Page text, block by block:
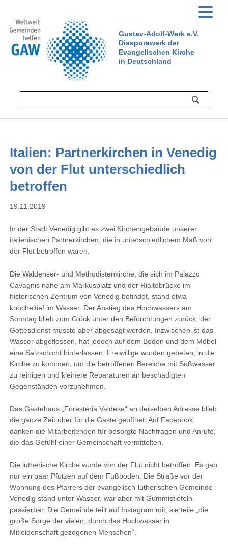
Gustav-Adolf-Werk e.V.
Diasporawerk der
Evangelischen Kirche
in Deutschland
Italien: Partnerkirchen in Venedig
von der Flut unterschiedlich
betroffen
19.11.2019
In der Stadt Venedig gibt es zwei Kirchengebäude unserer
italienischen Partnerkirchen, die in unterschiedlichem Maß von
der Flut betroffen waren.
Die Waldenser- und Methodistenkirche, die sich im Palazzo
Cavagnis nahe am Markusplatz und der Rialtobrücke im
historischen Zentrum von Venedig befindet, stand etwa
knöcheltief im Wasser. Der Anstieg des Hochwassers am
Sonntag blieb zum Glück unter den Befürchtungen zurück, der
Gottesdienst musste aber abgesagt werden. Inzwischen ist das
Wasser abgeflossen, hat jedoch auf dem Boden und dem Möbel
eine Salzschicht hinterlassen. Freiwillige wurden gebeten, in die
Kirche zu kommen, um die betroffenen Bereiche mit Süßwasser
zu reinigen und kleinere Reparaturen an beschädigten
Gegenständen vorzunehmen.
Das Gästehaus „Foresteria Valdese“ an derselben Adresse blieb
die ganze Zeit über für die Gäste geöffnet. Auf Facebook
danken die Mitarbeitenden für besorgte Nachfragen und Anrufe,
die das Gefühl einer Gemeinschaft vermittelten.
Die lutherische Kirche wurde von der Flut nicht betroffen. Es gab
nur ein paar Pfützen auf dem Fußboden. Die Straße vor der
Wohnung des Pfarrers der evangelisch-lutherischen Gemeinde
Venedig stand unter Wasser, war aber mit Gummistiefeln
passierbar. Die Gemeinde teilt auf Instagram mit, sie teile „die
große Sorge der vielen, durch das Hochwasser in
Mitleidenschaft gezogenen Menschen“.